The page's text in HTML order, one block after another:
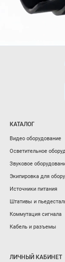
КАТАЛОГ
Видео оборудование
Осветительное
Звуковое
Экипировка для
Источники питания
Штативы и
Коммутация сигнала
Кабель и разъемы
ЛИЧНЫЙ КАБИНЕТ